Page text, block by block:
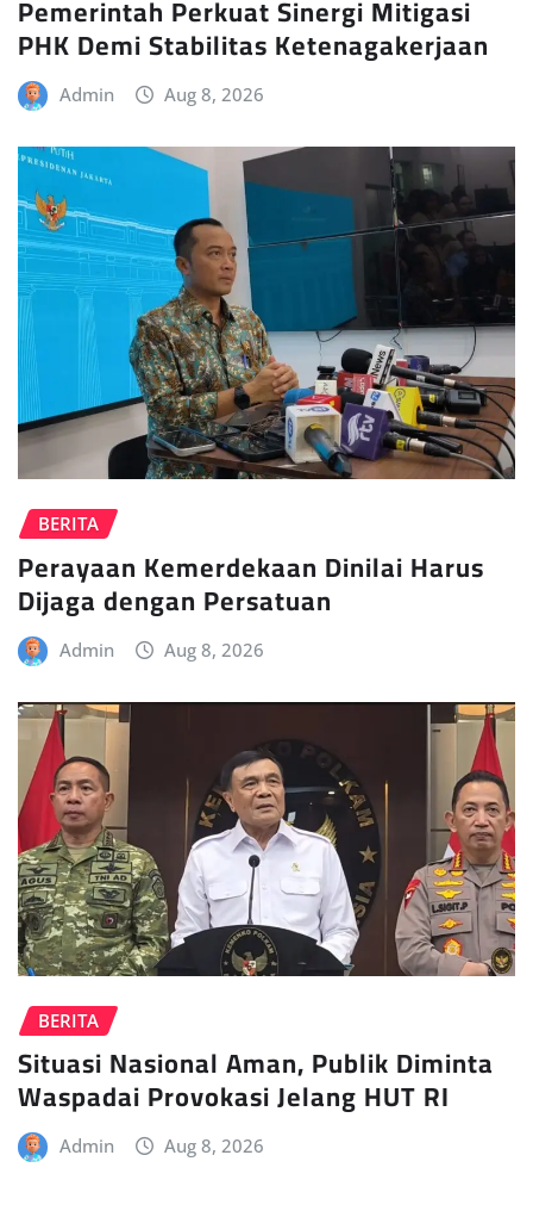
Pemerintah Perkuat Sinergi Mitigasi
PHK Demi Stabilitas Ketenagakerjaan
Admin Aug 8, 2026
BERITA
Perayaan Kemerdekaan Dinilai Harus
Dijaga dengan Persatuan
Admin Aug 8, 2026
BERITA
Situasi Nasional Aman, Publik Diminta
Waspadai Provokasi Jelang HUT RI
Admin Aug 8, 2026